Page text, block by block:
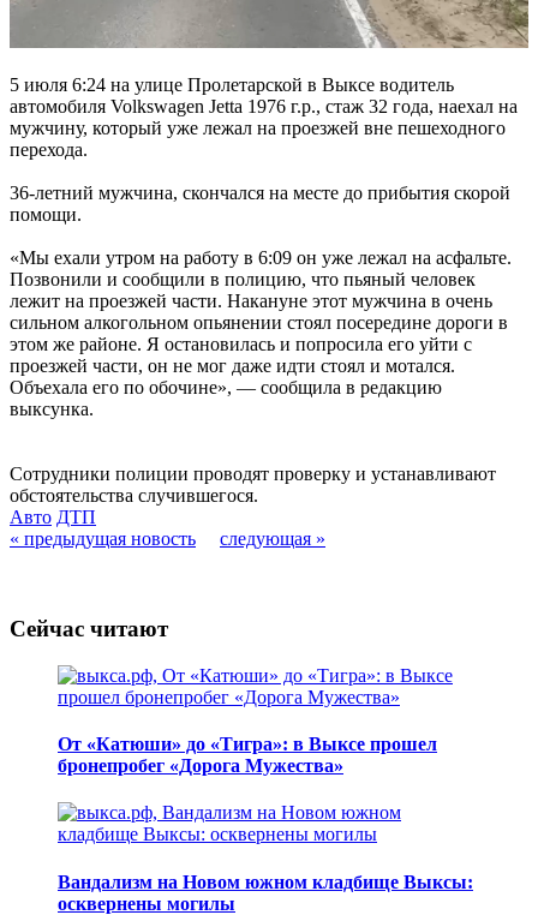
5 июля 6:24 на улице Пролетарской в Выксе водитель
автомобиля Volkswagen Jetta 1976 г.р., стаж 32 года, наехал на
мужчину, который уже лежал на проезжей вне пешеходного
перехода.
36-летний мужчина, скончался на месте до прибытия скорой
помощи.
«Мы ехали утром на работу в 6:09 он уже лежал на асфальте.
Позвонили и сообщили в полицию, что пьяный человек
лежит на проезжей части. Накануне этот мужчина в очень
сильном алкогольном опьянении стоял посередине дороги в
этом же районе. Я остановилась и попросила его уйти с
проезжей части, он не мог даже идти стоял и мотался.
Объехала его по обочине», — сообщила в редакцию
выксунка.
Сотрудники полиции проводят проверку и устанавливают
обстоятельства случившегося.
Авто ДТП
« предыдущая новость
следующая »
Сейчас читают
От «Катюши» до «Тигра»: в Выксе прошел
бронепробег «Дорога Мужества»
Вандализм на Новом южном кладбище Выксы:
осквернены могилы